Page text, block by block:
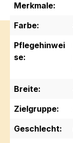
Merkmale:
Farbe:
Pflegehinwei
se:
Breite:
Zielgruppe:
Geschlecht: